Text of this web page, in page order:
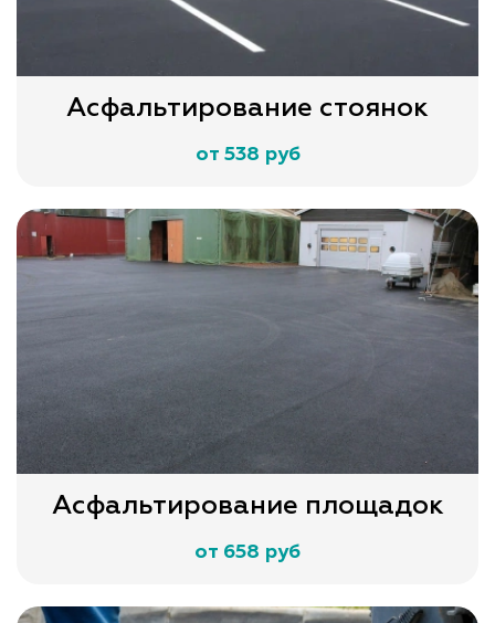
Асфальтирование стоянок
от 538 руб
Асфальтирование площадок
от 658 руб